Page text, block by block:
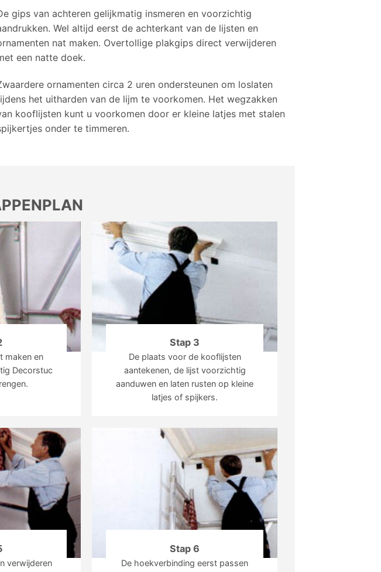
gips van achteren gelijkmatig insmeren en voorzichtig
Wel altijd eerst de achterkant van de lijsten en
nat maken. Overtollige plakgips direct verwijderen
een natte doek.
ornamenten circa 2 uren ondersteunen om loslaten
het uitharden van de lijm te voorkomen. Het wegzakken
kooflijsten kunt u voorkomen door er kleine latjes met stalen
onder te timmeren.
maken en
Decorstuc
Stap 3
De plaats voor de kooflijsten
aantekenen, de lijst voorzichtig
aanduwen en laten rusten op kleine
latjes of spijkers.
verwijderen
Stap 6
De hoekverbinding eerst passen